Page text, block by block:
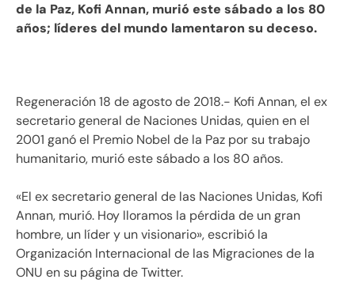
de la Paz, Kofi Annan, murió este sábado a los 80
años; líderes del mundo lamentaron su deceso.
Regeneración 18 de agosto de 2018.- Kofi Annan, el ex
secretario general de Naciones Unidas, quien en el
2001 ganó el Premio Nobel de la Paz por su trabajo
humanitario, murió este sábado a los 80 años.
«El ex secretario general de las Naciones Unidas, Kofi
Annan, murió. Hoy lloramos la pérdida de un gran
hombre, un líder y un visionario», escribió la
Organización Internacional de las Migraciones de la
ONU en su página de Twitter.